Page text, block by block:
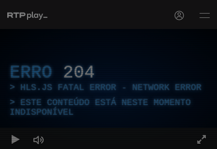
ERRO 204
HLS.JS FATAL ERROR - NETWORK ERROR
ESTE CONTEÚDO ESTÁ NESTE MOMENTO
INDISPONÍVEL